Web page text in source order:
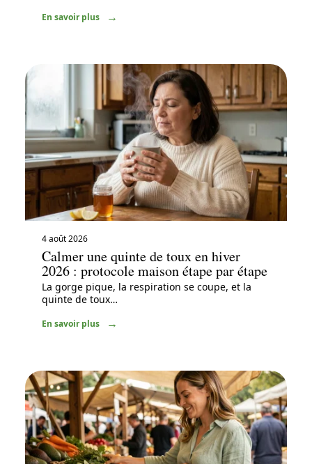
En savoir plus
4 août 2026
Calmer une quinte de toux en hiver
2026 : protocole maison étape par étape
La gorge pique, la respiration se coupe, et la
quinte de toux…
En savoir plus